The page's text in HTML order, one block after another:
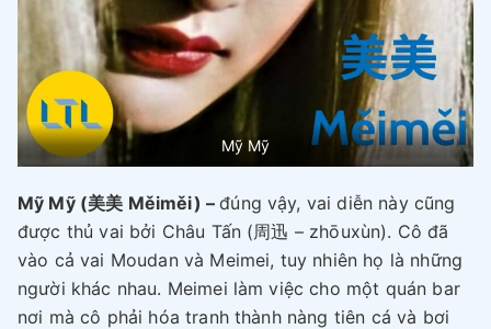
Mỹ Mỹ
Mỹ Mỹ (美美 Měiměi) –đúng vậy, vai diễn này cũng
được thủ vai bởi Châu Tấn (周迅 – zhōuxùn). Cô đã
vào cả vai Moudan và Meimei, tuy nhiên họ là những
người khác nhau. Meimei làm việc cho một quán bar
nơi mà cô phải hóa tranh thành nàng tiên cá và bơi